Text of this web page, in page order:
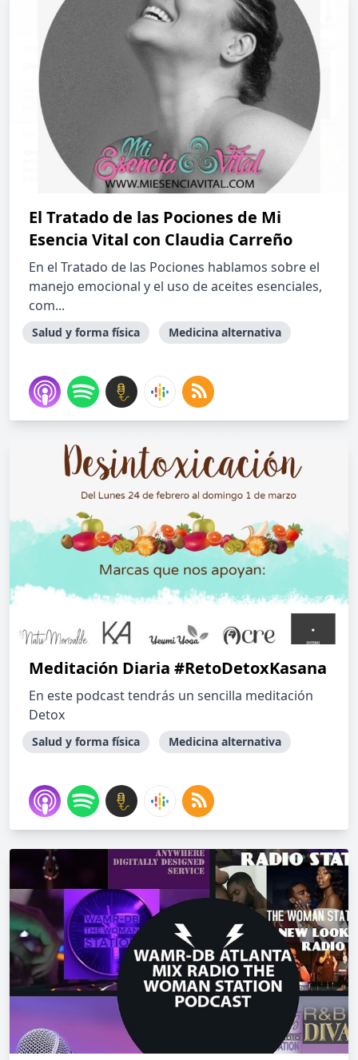
El Tratado de las Pociones de Mi
Esencia Vital con Claudia Carreño
En el Tratado de las Pociones hablamos sobre el
manejo emocional y el uso de aceites esenciales,
com...
Salud y forma física Medicina alternativa
Meditación Diaria #RetoDetoxKasana
En este podcast tendrás un sencilla meditación
Detox
Salud y forma física Medicina alternativa